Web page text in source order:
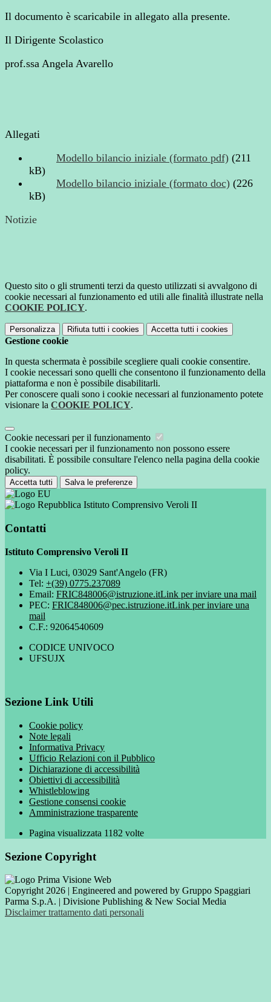
Il documento è scaricabile in allegato alla presente.
Il Dirigente Scolastico
prof.ssa Angela Avarello
Allegati
Modello bilancio iniziale (formato pdf) (211
kB)
Modello bilancio iniziale (formato doc) (226
kB)
Notizie
Questo sito o gli strumenti terzi da questo utilizzati si avvalgono di
cookie necessari al funzionamento ed utili alle finalità illustrate nella
COOKIE POLICY.
Personalizza Rifiuta tutti i cookies Accetta tutti i cookies
Gestione cookie
In questa schermata è possibile scegliere quali cookie consentire.
I cookie necessari sono quelli che consentono il funzionamento della
piattaforma e non è possibile disabilitarli.
Per conoscere quali sono i cookie necessari al funzionamento potete
visionare la COOKIE POLICY.
Cookie necessari per il funzionamento
I cookie necessari per il funzionamento non possono essere
disabilitati. È possibile consultare l'elenco nella pagina della cookie
policy.
Accetta tutti Salva le preferenze
Istituto Comprensivo Veroli II
Contatti
Istituto Comprensivo Veroli II
Via I Luci, 03029 Sant'Angelo (FR)
Tel: +(39) 0775.237089
Email: FRIC848006@istruzione.itLink per inviare una mail
PEC: FRIC848006@pec.istruzione.itLink per inviare una
mail
C.F.: 92064540609
CODICE UNIVOCO
UFSUJX
Sezione Link Utili
Cookie policy
Note legali
Informativa Privacy
Ufficio Relazioni con il Pubblico
Dichiarazione di accessibilità
Obiettivi di accessibilità
Whistleblowing
Gestione consensi cookie
Amministrazione trasparente
Pagina visualizzata 1182 volte
Sezione Copyright
Copyright 2026 | Engineered and powered by Gruppo Spaggiari
Parma S.p.A. | Divisione Publishing & New Social Media
Disclaimer trattamento dati personali